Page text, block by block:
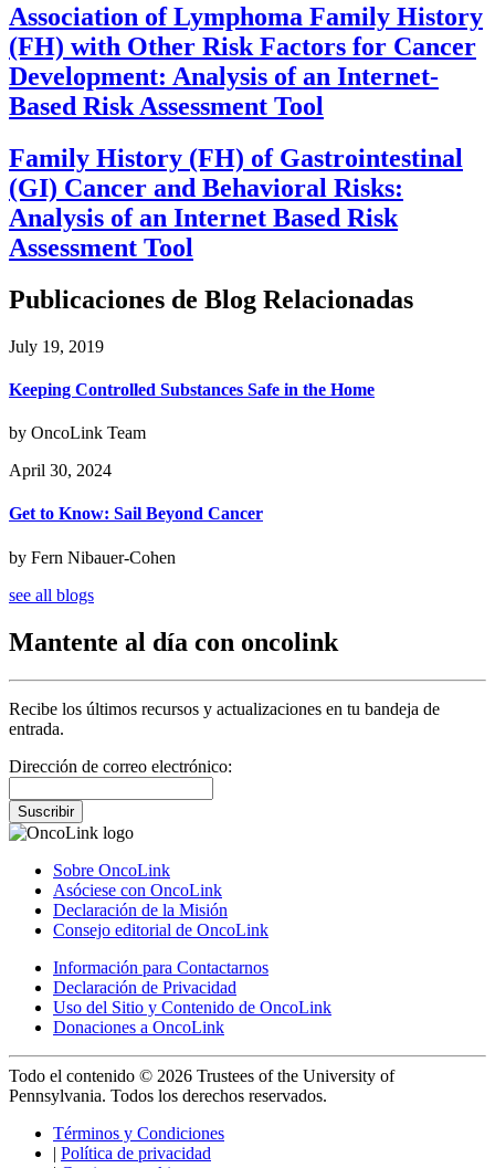
Association of Lymphoma Family History
(FH) with Other Risk Factors for Cancer
Development: Analysis of an Internet-
Based Risk Assessment Tool
Family History (FH) of Gastrointestinal
(GI) Cancer and Behavioral Risks:
Analysis of an Internet Based Risk
Assessment Tool
Publicaciones de Blog Relacionadas
July 19, 2019
Keeping Controlled Substances Safe in the Home
by OncoLink Team
April 30, 2024
Get to Know: Sail Beyond Cancer
by Fern Nibauer-Cohen
see all blogs
Mantente al día con oncolink
Recibe los últimos recursos y actualizaciones en tu bandeja de
entrada.
Dirección de correo electrónico:
Suscribir
Sobre OncoLink
Asóciese con OncoLink
Declaración de la Misión
Consejo editorial de OncoLink
Información para Contactarnos
Declaración de Privacidad
Uso del Sitio y Contenido de OncoLink
Donaciones a OncoLink
Todo el contenido © 2026 Trustees of the University of
Pennsylvania. Todos los derechos reservados.
Términos y Condiciones
| Política de privacidad